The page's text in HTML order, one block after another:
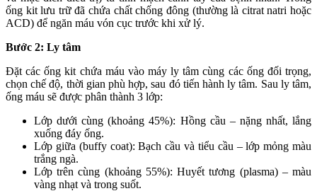
ống kit lưu trữ đã chứa chất chống đông (thường là citrat natri hoặc
ACD) để ngăn máu vón cục trước khi xử lý.
Bước 2: Ly tâm
Đặt các ống kit chứa máu vào máy ly tâm cùng các ống đối trọng,
chọn chế độ, thời gian phù hợp, sau đó tiến hành ly tâm. Sau ly tâm,
ống máu sẽ được phân thành 3 lớp:
Lớp dưới cùng (khoảng 45%): Hồng cầu – nặng nhất, lắng
xuống đáy ống.
Lớp giữa (buffy coat): Bạch cầu và tiểu cầu – lớp mỏng màu
trắng ngà.
Lớp trên cùng (khoảng 55%): Huyết tương (plasma) – màu
vàng nhạt và trong suốt.